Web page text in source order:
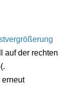
auf der rechten
erneut